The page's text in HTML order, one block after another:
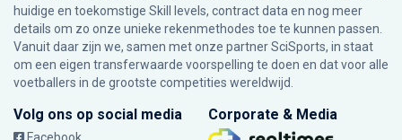
huidige en toekomstige Skill levels, contract data en nog meer
details om zo onze unieke rekenmethodes toe te kunnen passen.
Vanuit daar zijn we, samen met onze partner SciSports, in staat
om een eigen transferwaarde voorspelling te doen en dat voor alle
voetballers in de grootste competities wereldwijd.
Volg ons op social media Corporate & Media